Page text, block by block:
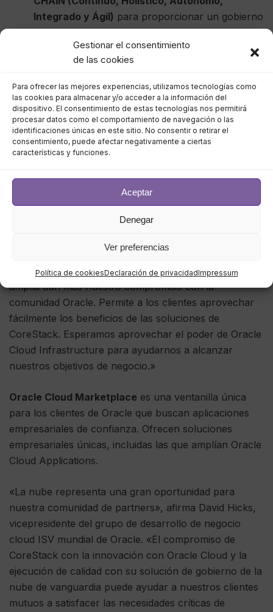
Gestionar el consentimiento
de las cookies
Para ofrecer las mejores experiencias, utilizamos tecnologías como
las cookies para almacenar y/o acceder a la información del
dispositivo. El consentimiento de estas tecnologías nos permitirá
procesar datos como el comportamiento de navegación o las
identificaciones únicas en este sitio. No consentir o retirar el
consentimiento, puede afectar negativamente a ciertas
características y funciones.
Aceptar
Denegar
Ver preferencias
Política de cookiesDeclaración de privacidadImpressum
Integrado y Ágil) para proporcionar un gobierno
de la nube proactivo y preventivo para una
visibilidad amplia y profunda a través de la
gestión financiera de la nube (FinOps), las
operaciones en la nube (CloudOps).
La nube supone una gran
oportunidad para las empresas
«Como proveedor de gobierno de la nube NextGen,
capacitamos a las empresas para aumentar de
forma predecible los ingresos de primera línea,
mejorar la eficiencia de la línea de fondo y obtener
vicepresidente de alianzas estratégicas de CoreStack.
«Nuestra participación en Oracle PartnerNetwork
amplía aún más nuestro compromiso con la
comunidad Oracle. Permite a los clientes aprovechar
fácilmente los beneficios de las soluciones de
CoreStack. Esperamos aprovechar el poder de Oracle
Cloud Infrastructure para ayudarnos a alcanzar
nuestros objetivos de negocio.»
Oracle Cloud Marketplace es una ventanilla única
para los clientes de Oracle que buscan aplicaciones
empresariales de confianza. Ofrecen soluciones
empresariales únicas, incluidas las que amplían Oracle
Cloud Applications.
«La nube representa una gran oportunidad para
nuestra comunidad de partners», afirma David Hicks,
vicepresidente del grupo de desarrollo de negocio
cloud ISV mundial de Oracle. «El compromiso de
CoreStack con la innovación con Oracle Cloud y la
ejecución de calidad con su solución de gobierno de la
nube de vanguardia puede ayudar a nuestros clientes
mutuos a satisfacer las necesidades críticas de